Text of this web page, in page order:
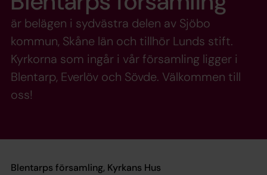
är belägen i sydvästra delen av Sjöbo
kommun, Skåne län och tillhör Lunds stift.
Kyrkorna som ingår i vår församling ligger i
Blentarp, Everlöv och Sövde. Välkommen till
oss!
Blentarps församling, Kyrkans Hus